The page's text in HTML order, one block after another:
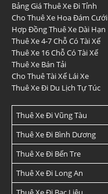
Bảng Giá Thuê Xe Đi Tỉnh
Cho Thuê Xe Hoa Đám Cưới
Hợp Đồng Thuê Xe Dài Hạn
Thuê Xe 4-7 Chỗ Có Tài Xế
Thuê Xe 16 Chỗ Có Tài Xế
Thuê Xe Bán Tải
Cho Thuê Tài Xế Lái Xe
Thuê Xe Đi Du Lịch Tự Túc
Thuê Xe Đi Vũng Tàu
Thuê Xe Đi Bình Dương
Thuê Xe Đi Bến Tre
Thuê Xe Đi Long An